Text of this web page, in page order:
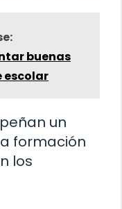
buenas
escolar
un
formación
los